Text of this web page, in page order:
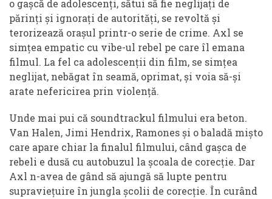
o gașcă de adolescenți, sătui să fie neglijați de
părinți și ignorați de autorități, se revoltă și
terorizează orașul printr-o serie de crime. Axl se
simțea empatic cu vibe-ul rebel pe care îl emana
filmul. La fel ca adolescenții din film, se simțea
neglijat, nebăgat în seamă, oprimat, și voia să-și
arate nefericirea prin violență.
Unde mai pui că soundtrackul filmului era beton.
Van Halen, Jimi Hendrix, Ramones și o baladă mișto
care apare chiar la finalul filmului, când gașca de
rebeli e dusă cu autobuzul la școala de corecție. Dar
Axl n-avea de gând să ajungă să lupte pentru
supraviețuire în jungla școlii de corecție. În curând